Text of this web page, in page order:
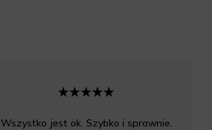
Wszystko jest ok. Szybko i sprawnie.